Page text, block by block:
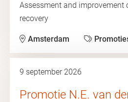
Assessment and improvement
recovery
Amsterdam
9 september 2026
Promotie N.E. van